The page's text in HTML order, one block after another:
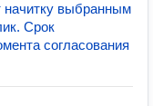
начитку выбранным
Срок
согласования